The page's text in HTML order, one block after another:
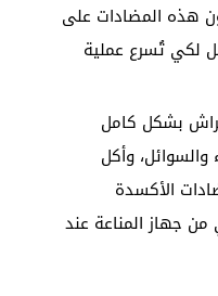
هذه المضادات على
لكي تُسرع عملية
بشكل كامل
وأكل
الأكسدة
من جهاز المناعة عند